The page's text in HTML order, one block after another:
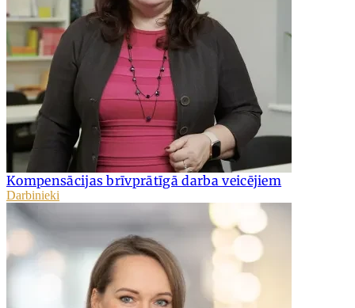
Kompensācijas brīvprātīgā darba veicējiem
Darbinieki